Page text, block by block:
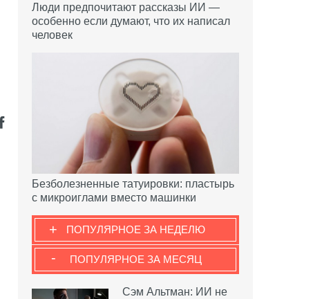
Люди предпочитают рассказы ИИ —
особенно если думают, что их написал
человек
Безболезненные татуировки: пластырь
с микроиглами вместо машинки
ПОПУЛЯРНОЕ ЗА НЕДЕЛЮ
+
ПОПУЛЯРНОЕ ЗА МЕСЯЦ
-
Сэм Альтман: ИИ не